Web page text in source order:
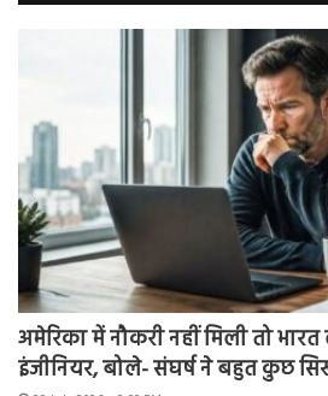
अमेरिका में नौकरी नहीं मिली तो
इंजीनियर, बोले- संघर्ष ने बहुत कुछ